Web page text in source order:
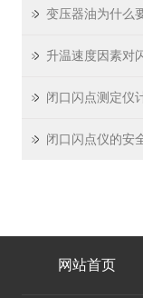
变压器油为什么
升温速度因素对
闭口闪点测定仪
闭口闪点仪的安
网站首页